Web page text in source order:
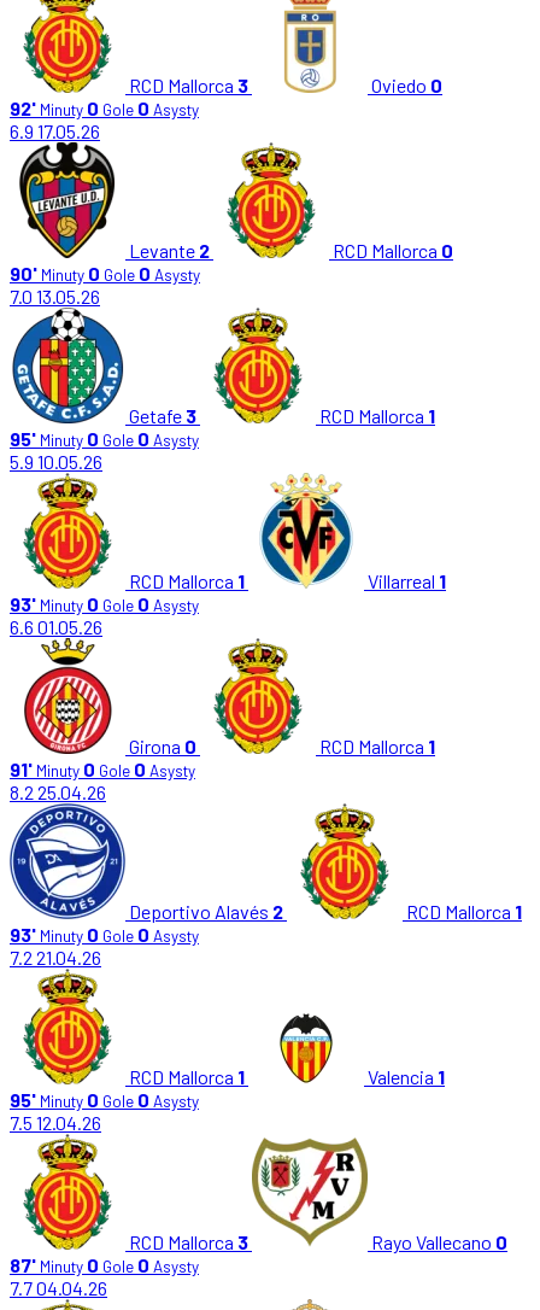
RCD Mallorca 3 Oviedo 0
92' Minuty 0 Gole 0 Asysty
6.9 17.05.26
Levante 2 RCD Mallorca 0
90' Minuty 0 Gole 0 Asysty
7.0 13.05.26
Getafe 3 RCD Mallorca 1
95' Minuty 0 Gole 0 Asysty
5.9 10.05.26
RCD Mallorca 1 Villarreal 1
93' Minuty 0 Gole 0 Asysty
6.6 01.05.26
Girona 0 RCD Mallorca 1
91' Minuty 0 Gole 0 Asysty
8.2 25.04.26
Deportivo Alavés 2 RCD Mallorca 1
93' Minuty 0 Gole 0 Asysty
7.2 21.04.26
RCD Mallorca 1 Valencia 1
95' Minuty 0 Gole 0 Asysty
7.5 12.04.26
RCD Mallorca 3 Rayo Vallecano 0
87' Minuty 0 Gole 0 Asysty
7.704.04.26